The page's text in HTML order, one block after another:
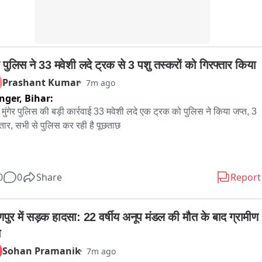
पुलिस ने 33 मवेशी लदे ट्रक से 3 पशु तस्करों को गिरफ्तार किया
Prashant Kumar 7m ago
Bihar:
मुंगेर पुलिस की बड़ी कार्रवाई 33 मवेशी लदे एक ट्रक को पुलिस ने किया जप्त, 3
सभी से पुलिस कर रही है पूछताछ
से लदे एक ट्रक को जप्त कर लिया छापेमारी के दौरान तीन कथित पशु
की है। जिसमें तीन से चार मवेशी मृत पाए गए हैं। पुलिस ने सभी आरोपित को
हिरासत में लेकर पूछताछ कर रही है। जबकि बरामद मवेशी और ट्रक को कब्जे
पुलिस आगे की कार्रवाई शुरू कर दी है। एसपी सैयद इमरान मसूद ने बताया कि
थाना अध्यक्ष को गुप्त सूचना मिली कि पशु तस्कर ट्रक के जरिए बड़ी संख्या
0 Share Report
में सड़क हादसा: 22 वर्षीय अनूप मंडल की मौत के बाद ग्रामीण
Sohan Pramanik 7m ago